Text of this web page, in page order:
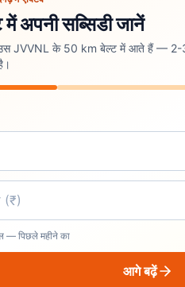
में अपनी सब्सिडी जानें
JVVNL के 50 km बेल्ट में आते हैं —
— पिछले महीने का
आगे बढ़ें